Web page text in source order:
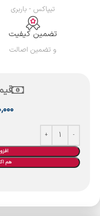
تیپاکس - باربری
تضمین کیفیت
و تضمین اصالت
هم